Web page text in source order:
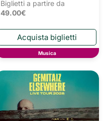
Biglietti a partire da
49.00€
Musica